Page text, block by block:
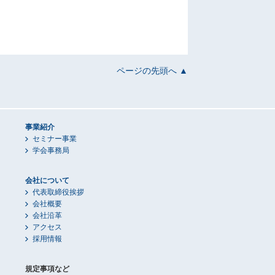
ページの先頭へ ▲
事業紹介
セミナー事業
学会事務局
会社について
代表取締役挨拶
会社概要
会社沿革
アクセス
採用情報
規定事項など